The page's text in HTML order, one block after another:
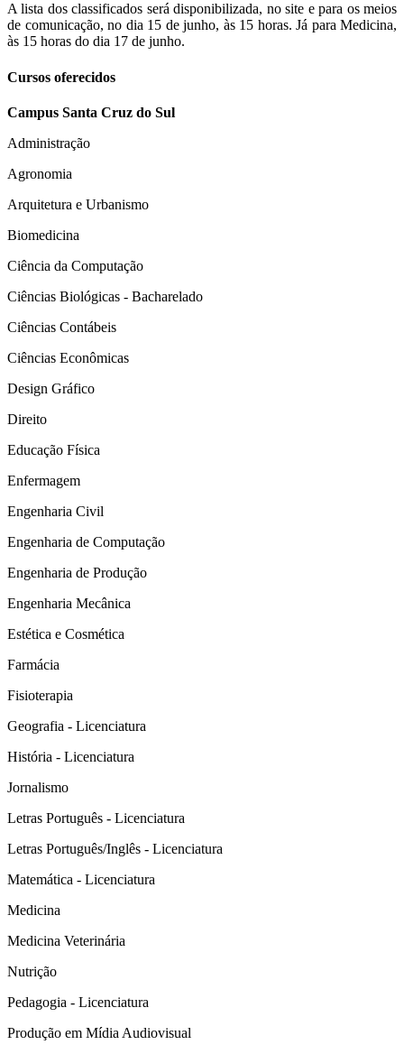
A lista dos classificados será disponibilizada, no site e para os meios
de comunicação, no dia 15 de junho, às 15 horas. Já para Medicina,
às 15 horas do dia 17 de junho.
Cursos oferecidos
Campus Santa Cruz do Sul
Administração
Agronomia
Arquitetura e Urbanismo
Biomedicina
Ciência da Computação
Ciências Biológicas - Bacharelado
Ciências Contábeis
Ciências Econômicas
Design Gráfico
Direito
Educação Física
Enfermagem
Engenharia Civil
Engenharia de Computação
Engenharia de Produção
Engenharia Mecânica
Estética e Cosmética
Farmácia
Fisioterapia
Geografia - Licenciatura
História - Licenciatura
Jornalismo
Letras Português - Licenciatura
Letras Português/Inglês - Licenciatura
Matemática - Licenciatura
Medicina
Medicina Veterinária
Nutrição
Pedagogia - Licenciatura
Produção em Mídia Audiovisual